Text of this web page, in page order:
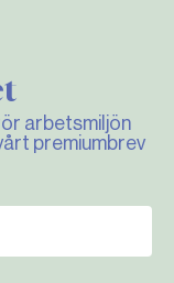
arbetsmiljön
premiumbrev